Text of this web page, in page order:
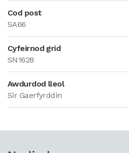
Cod post
SA66
Cyfeirnod grid
SN1628
Awdurdod lleol
Sir Gaerfyrddin